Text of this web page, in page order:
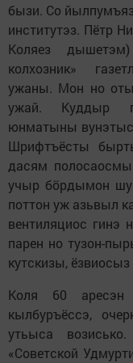
бызи. Со
институтэз. Пётр
Коляез
колхозник»
ужаны. Мон но
ужай. Куддыр
юнматыны
Шрифтъёсты
дасям
учыр бӧрдымон
поттон уж азьвыл
вентиляциос гинэ
парен но тузон-
кутскизы,
Коля 60 аресэн
кылбуръёссэ,
утьыса
«Советской